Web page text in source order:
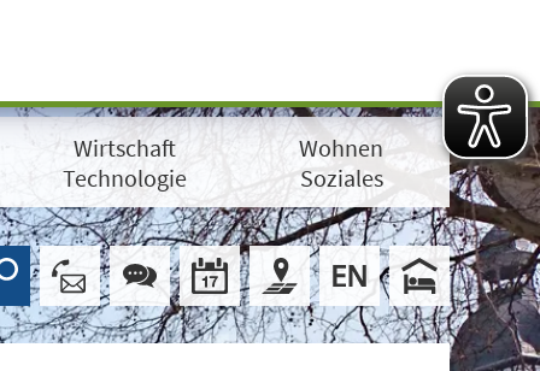
Wirtschaft
Technologie
Wohnen
Soziales